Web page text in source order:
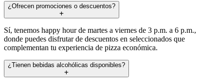
¿Ofrecen promociones o descuentos?
Sí, tenemos happy hour de martes a viernes de 3 p.m. a 6 p.m.,
donde puedes disfrutar de descuentos en seleccionados que
complementan tu experiencia de pizza económica.
¿Tienen bebidas alcohólicas disponibles?